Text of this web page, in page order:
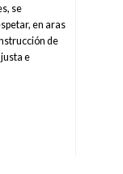
se
en aras
de
e